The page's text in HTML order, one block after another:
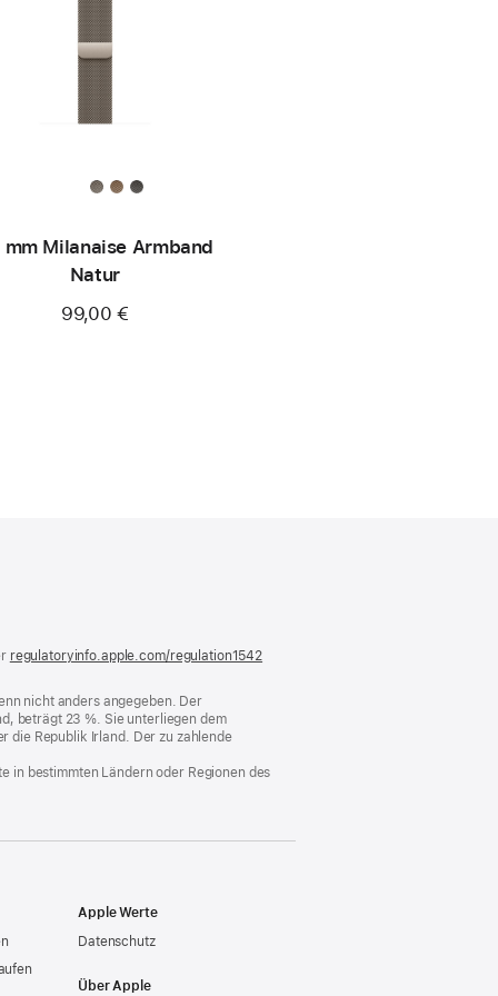
Milanaise Armband
Natur
99,00 €
regulatoryinfo.apple.com/regulation1542
nicht anders angegeben. Der
beträgt 23 %. Sie unterliegen dem
die Republik Irland. Der zu zahlende
in bestimmten Ländern oder Regionen des
Apple Werte
Datenschutz
Über Apple